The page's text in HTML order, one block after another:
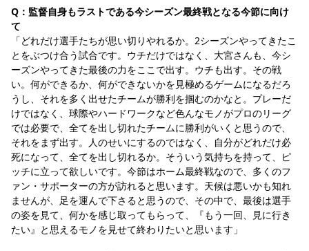
Q：監督自身もラストである今シーズン最終戦となる今節に向け
て
「どれだけ選手たちが思い切りやれるか。2シーズンやってきたこ
とをぶつけ合う試合です。ウチだけではなく、大宮さんも、今シ
ーズンやってきた最後の力をここで出す。ウチも出す。その戦
い。何ができるか、何ができないかを見極めるゲームになるだろ
うし、それを多く出せたチームが勝利を掴むのかなと。プレーだ
けではなく、球際やハードワークなど色んなモノがプロのリーグ
では必要で、全てを出し切れたチームに勝利がいくと思うので、
それをまず出す。人のせいにするのではなく、自分がどれだけ必
死になって、全てを出し切れるか。そういう気持ちを持って、ピ
ッチに立って欲しいです。今節はホーム最終戦なので、多くのフ
ァン・サポーターの方が訪れると思います。天候は悪いかも知れ
ませんが、足を運んで下さると思うので、その中で、最後は選手
の姿を見て、何かを感じ取ってもらって、『もう一回、見に行き
たい』と思えるモノを見せて終わりたいと思います」